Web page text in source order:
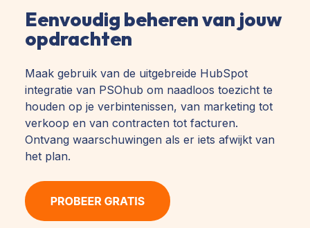
Eenvoudig beheren van jouw
opdrachten
Maak gebruik van de uitgebreide HubSpot
integratie van PSOhub om naadloos toezicht te
houden op je verbintenissen, van marketing tot
verkoop en van contracten tot facturen.
Ontvang waarschuwingen als er iets afwijkt van
het plan.